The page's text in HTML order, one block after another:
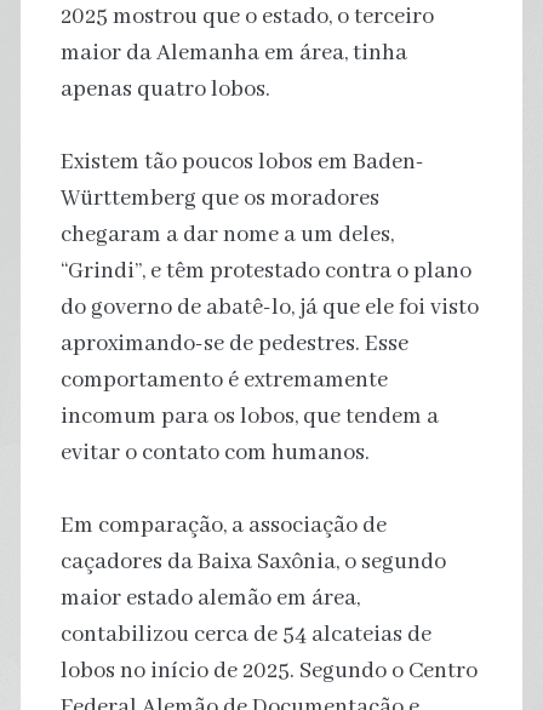
2025 mostrou que o estado, o terceiro
maior da Alemanha em área, tinha
apenas quatro lobos.
Existem tão poucos lobos em Baden-
Württemberg que os moradores
chegaram a dar nome a um deles,
“Grindi”, e têm protestado contra o plano
do governo de abatê-lo, já que ele foi visto
aproximando-se de pedestres. Esse
comportamento é extremamente
incomum para os lobos, que tendem a
evitar o contato com humanos.
Em comparação, a associação de
caçadores da Baixa Saxônia, o segundo
maior estado alemão em área,
contabilizou cerca de 54 alcateias de
lobos no início de 2025. Segundo o Centro